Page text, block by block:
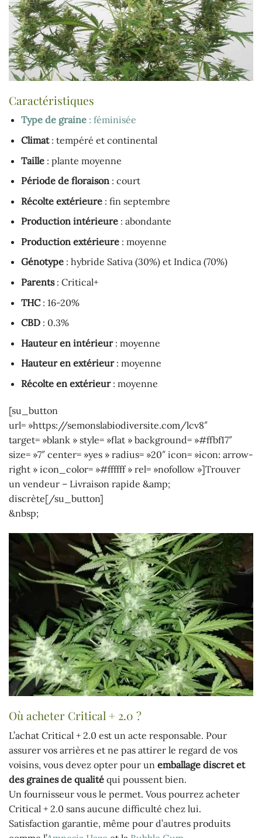
Caractéristiques
Type de graine: féminisée
Climat: tempéré et continental
Taille: plante moyenne
Période de floraison: court
Récolte extérieure: fin septembre
Production intérieure: abondante
Production extérieure: moyenne
Génotype: hybride Sativa (30%) et Indica (70%)
Parents: Critical+
THC: 16-20%
CBD: 0.3%
Hauteur en intérieur: moyenne
Hauteur en extérieur: moyenne
Récolte en extérieur: moyenne
[su_button
url= »https://semonslabiodiversite.com/lcv8″
target= »blank » style= »flat » background= »#ffbf17″
size= »7″ center= »yes » radius= »20″ icon= »icon: arrow-
right » icon_color= »#ffffff » rel= »nofollow »]Trouver
un vendeur – Livraison rapide &amp;
discrète[/su_button]
&nbsp;
Où acheter Critical + 2.0 ?
L’achat Critical + 2.0 est un acte responsable. Pour
assurer vos arrières et ne pas attirer le regard de vos
voisins, vous devez opter pour un emballage discret et
des graines de qualité qui poussent bien.
Un fournisseur vous le permet. Vous pourrez acheter
Critical + 2.0 sans aucune difficulté chez lui.
Satisfaction garantie, même pour d’autres produits